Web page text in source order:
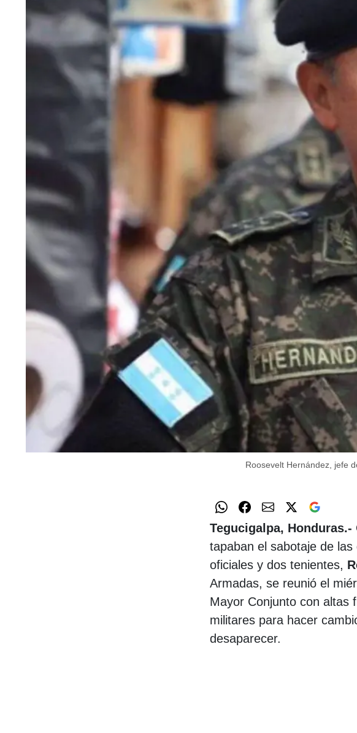
Roosevelt Hernández, jefe
Tegucigalpa, Honduras.-
tapaban el sabotaje de las
oficiales y dos tenientes,
Armadas, se reunió el
Mayor Conjunto con altas
militares para hacer
desaparecer.